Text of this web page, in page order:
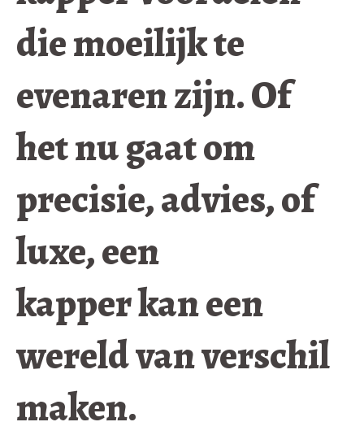
die moeilijk te
evenaren zijn. Of
het nu gaat om
precisie, advies, of
luxe, een
kapper kan een
wereld van verschil
maken.